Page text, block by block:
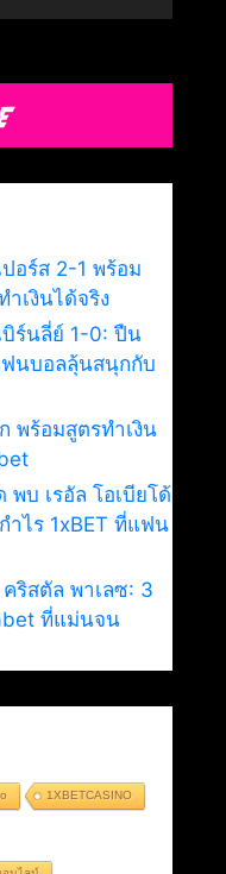
อร์ส 2-1 พร้อม
เงินได้จริง
บิร์นลี่ย์ 1-0: ปืน
ฟนบอลลุ้นสนุกกับ
พร้อมสูตรทำเงิน
พบ เรอัล โอเบียโด้
ำไร 1xBET ที่แฟน
ริสตัล พาเลซ: 3
ที่แม่นจน
1XBETCASINO